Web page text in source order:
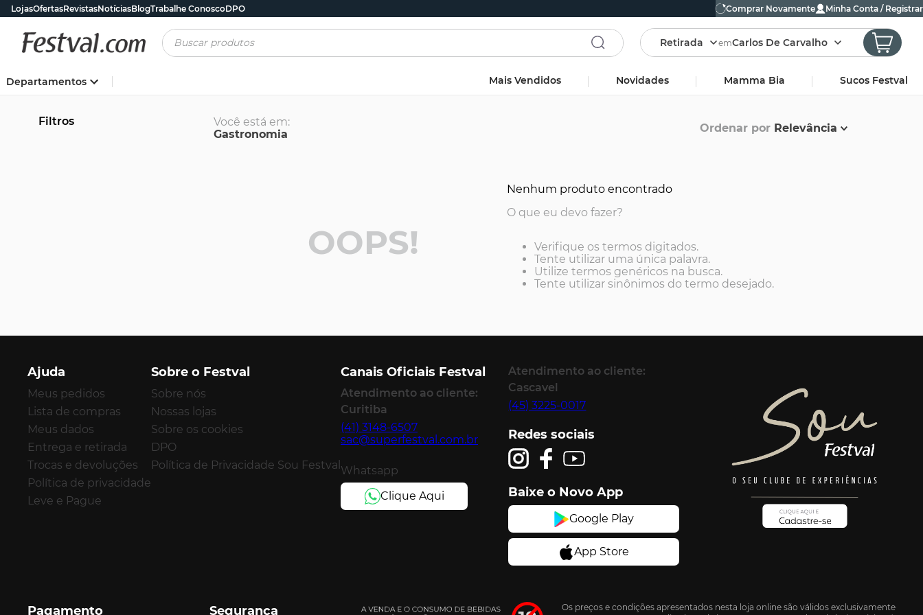
LojasOfertasRevistasNotíciasBlogTrabalhe ConoscoDPO Comprar Novamente Minha Conta / Registrar
Buscar produtos
Retirada emCarlos De Carvalho
Departamentos Mais Vendidos Novidades Mamma Bia Sucos Festval
Filtros
Você está em:
Gastronomia
Ordenar por Relevância
OOPS!
Nenhum produto encontrado
O que eu devo fazer?
Verifique os termos digitados.
Tente utilizar uma única palavra.
Utilize termos genéricos na busca.
Tente utilizar sinônimos do termo desejado.
Ajuda
Meus pedidos
Lista de compras
Meus dados
Entrega e retirada
Trocas e devoluções
Política de privacidade
Leve e Pague
Sobre o Festval
Sobre nós
Nossas lojas
Sobre os cookies
DPO
Política de Privacidade Sou Festval
Canais Oficiais Festval
Atendimento ao cliente:
Curitiba
(41) 3148-6507
sac@superfestval.com.br
Whatsapp
Atendimento ao cliente:
Cascavel
(45) 3225-0017
Redes sociais
Baixe o Novo App
Pagamento Segurança
Os preços e condições apresentados nesta loja online são válidos exclusivamente